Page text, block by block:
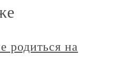
родиться на